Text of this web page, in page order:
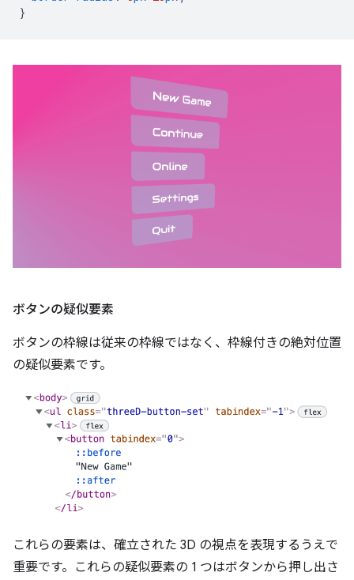
}
ボタンの疑似要素
ボタンの枠線は従来の枠線ではなく、枠線付きの絶対位置
の疑似要素です。
これらの要素は、確立された 3D の視点を表現するうえで
重要です。これらの疑似要素の 1 つはボタンから押し出さ